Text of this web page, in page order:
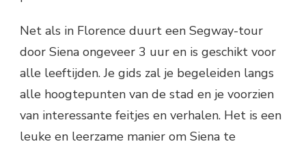
Net als in Florence duurt een Segway-tour
door Siena ongeveer 3 uur en is geschikt voor
alle leeftijden. Je gids zal je begeleiden langs
alle hoogtepunten van de stad en je voorzien
van interessante feitjes en verhalen. Het is een
leuke en leerzame manier om Siena te